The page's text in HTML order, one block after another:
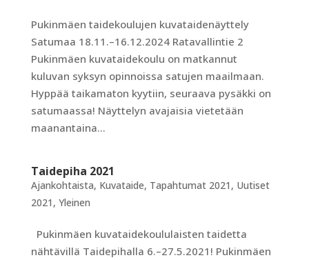
Pukinmäen taidekoulujen kuvataidenäyttely
Satumaa 18.11.–16.12.2024 Ratavallintie 2
Pukinmäen kuvataidekoulu on matkannut
kuluvan syksyn opinnoissa satujen maailmaan.
Hyppää taikamaton kyytiin, seuraava pysäkki on
satumaassa! Näyttelyn avajaisia vietetään
maanantaina...
Taidepiha 2021
Ajankohtaista, Kuvataide, Tapahtumat 2021 , Uutiset
2021 , Yleinen
Pukinmäen kuvataidekoululaisten taidetta
nähtävillä Taidepihalla 6.–27.5.2021! Pukinmäen